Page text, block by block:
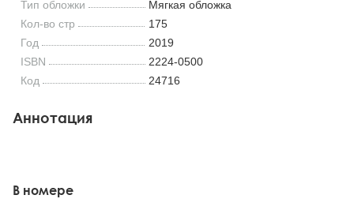
Тип обложки
Мягкая обложка
Кол-во стр
175
Год
2019
ISBN
2224-0500
Код
24716
Аннотация
В номере